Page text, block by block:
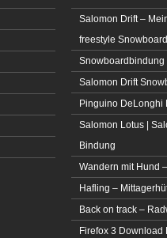
Salomon Drift –
freestyle Snowboard
Snowboardbindung
Salomon Drift
Pinguino DeLonghi
Salomon Lotus |
Bindung
Wandern mit Hund
Hafling –
Back on track –
Firefox 3 Download